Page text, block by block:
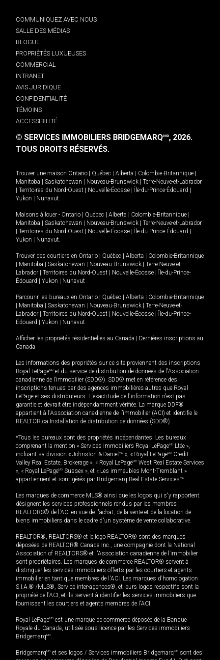
COMMUNIQUEZ AVEC NOUS
SALLE DES MÉDIAS
BLOGUE
PROPRIÉTÉS LUXUEUSES
COMMERCIAL
INTRANET
AVIS JURIDIQUE
CONFIDENTIALITÉ
TÉMOINS
ACCESSIBILITÉ
© SERVICES IMMOBILIERS BRIDGEMARQMD, 2026.
TOUS DROITS RÉSERVÉS.
Trouver une maison Ontario Québec Alberta Colombie-Britannique
Manitoba
Saskatchewan Nouveau-Brunswick
Terre-Neuve-et-Labrador
Territoires du Nord-Ouest Nouvelle-Écosse Île-du-Prince-Édouard
Yukon
Nunavut.
Maisons à louer - Ontario Québec Alberta Colombie-Britannique
Manitoba
Saskatchewan Nouveau-Brunswick
Terre-Neuve-et-Labrador
Territoires du Nord-Ouest Nouvelle-Écosse Île-du-Prince-Édouard
Yukon
Nunavut.
Trouver des courtiers en Ontario Québec Alberta
Colombie-Britannique
Manitoba Saskatchewan Nouveau-Brunswick
Terre-Neuve-et-
Labrador
Territoires du Nord-Ouest Nouvelle-Écosse
Île-du-Prince-
Édouard
Yukon Nunavut
Parcourir les bureaux en Ontario Québec Alberta
Colombie-Britannique
Manitoba Saskatchewan Nouveau-Brunswick
Terre-Neuve-et-
Labrador
Territoires du Nord-Ouest Nouvelle-Écosse
Île-du-Prince-
Édouard
Yukon Nunavut
Afficher les propriétés résidentielles au Canada
Dernières inscriptions au
Canada
Les informations des propriétés sur ce site proviennent des inscriptions
Royal LePageMD et du service de distribution de données de l'Association
canadienne de l’immobilier (SDD®). SDD® met en référence des
inscriptions tenues par des agences immobilières autres que Royal
LePage et ses distributeurs. L'exactitude de l'information n'est pas
garantie et devrait être indépendamment vérifiée. La marque DDF®
appartient à l'Association canadienne de l’immobilier (ACI) et identifie le
REALTOR.ca Installation de distribution de données (SDD®).
*Tous les bureaux sont des propriétés indépendantes. Les bureaux
comprenant la mention « Services immobiliers Royal LePageMD Ltée »,
incluant sa division « Johnston & Daniel MD », « Royal LePageMD Credit
Valley Real Estate, Brokerage », « Royal LePageMD West Real Estate Services
», « Royal LePageMD Sussex », et « Les immeubles Mont-Tremblant »
appartiennent et sont gérés par Bridgemarq Real Estate ServicesMD.
Les marques de commerce MLS® ainsi que les logos qui s'y rapportent
désignent les services professionnels rendus par les membres
REALTORS® de l'ACI en vue de l'achat, de la vente et de la location de
biens immobiliers dans le cadre d'un système de vente collaborative.
REALTOR®, REALTORS® et le logo REALTOR® sont des marques
déposées de REALTOR® Canada Inc., une compagnie dont la National
Association of REALTORS® et l'Association canadienne de l’immobilier
sont propriétaires. Les marques de commerce REALTOR® servent à
distinguer les services immobiliers offerts par les courtiers et agents
immobilier en tant que membres de l'ACI. Les marques d'homologation
S.I.A.® /MLS®, Service inter-agences®, et leurs logos respectifs sont la
propriété de l'ACI, et ils servent à identifier les services immobiliers que
fournissent les courtiers et agents membres de l'ACI.
Royal LePageMD est une marque de commerce déposée de la Banque
Royale du Canada, utilisée sous licence par les Services immobiliers
BridgemarqMD.
BridgemarqMD et ses logos / Services immobiliers BridgemarqMD sont des